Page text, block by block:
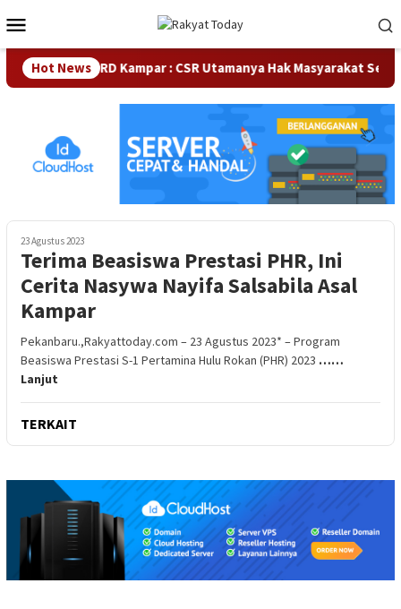
ke
kontenMobile
Hot News
Waka DPRD Kampar : CSR Utamanya Hak Masyarakat
23 Agustus 2023
Terima Beasiswa Prestasi PHR, Ini
Cerita Nasywa Nayifa Salsabila Asal
Kampar
Pekanbaru.,Rakyattoday.com – 23 Agustus 2023* – Program
Beasiswa Prestasi S-1 Pertamina Hulu Rokan (PHR) 2023 ……
Lanjut
TERKAIT